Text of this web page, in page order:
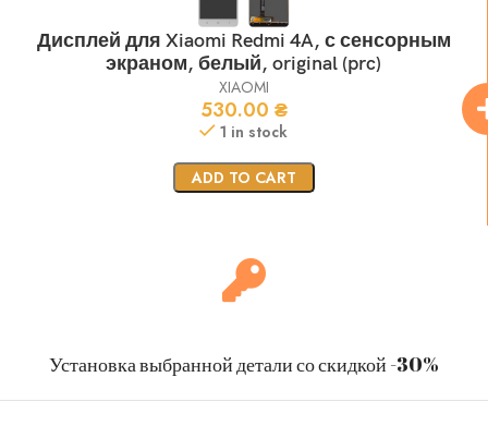
Дисплей для Xiaomi Redmi 4A, с сенсорным
экраном, белый, original (prc)
XIAOMI
530.00 ₴
1 in stock
ADD TO CART
Установка выбранной детали со скидкой -30%